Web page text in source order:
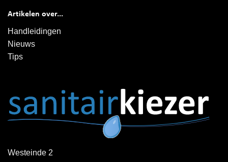
Artikelen over...
Handleidingen
Nieuws
Tips
Westeinde 2